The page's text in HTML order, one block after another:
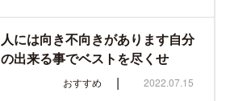
人には向き不向きがあります自分
の出来る事でベストを尽くせ
おすすめ | 2022.07.15